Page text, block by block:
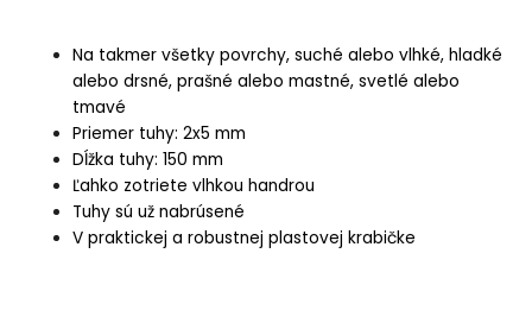
Na takmer všetky povrchy, suché alebo vlhké, hladké
alebo drsné, prašné alebo mastné, svetlé alebo
tmavé
Priemer tuhy: 2x5 mm
Dĺžka tuhy: 150 mm
Ľahko zotriete vlhkou handrou
Tuhy sú už nabrúsené
V praktickej a robustnej plastovej krabičke